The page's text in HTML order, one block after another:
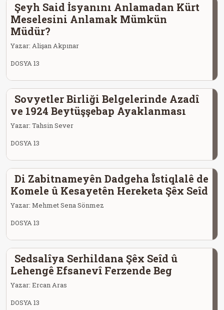
Şeyh Said İsyanını Anlamadan Kürt
Meselesini Anlamak Mümkün
Müdür?
Yazar: Alişan Akpınar
DOSYA 13
Sovyetler Birliği Belgelerinde Azadî
ve 1924 Beytüşşebap Ayaklanması
Yazar: Tahsin Sever
DOSYA 13
Di Zabitnameyên Dadgeha Îstiqlalê de
Komele û Kesayetên Hereketa Şêx Seîd
Yazar: Mehmet Sena Sönmez
DOSYA 13
Sedsalîya Serhildana Şêx Seîd û
Lehengê Efsanevî Ferzende Beg
Yazar: Ercan Aras
DOSYA 13